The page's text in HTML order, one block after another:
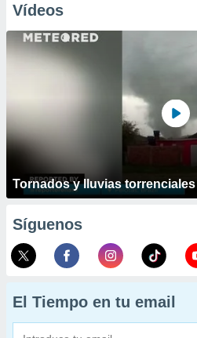
Vídeos
Tornados y lluvias
Síguenos
El Tiempo en tu email